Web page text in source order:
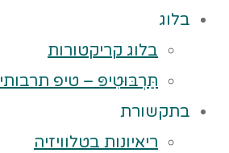
בלוג
בלוג קריקטורות
תַּרְבּוּטִיפּ – טיפ תרבותי
בתקשורת
ריאיונות בטלוויזיה